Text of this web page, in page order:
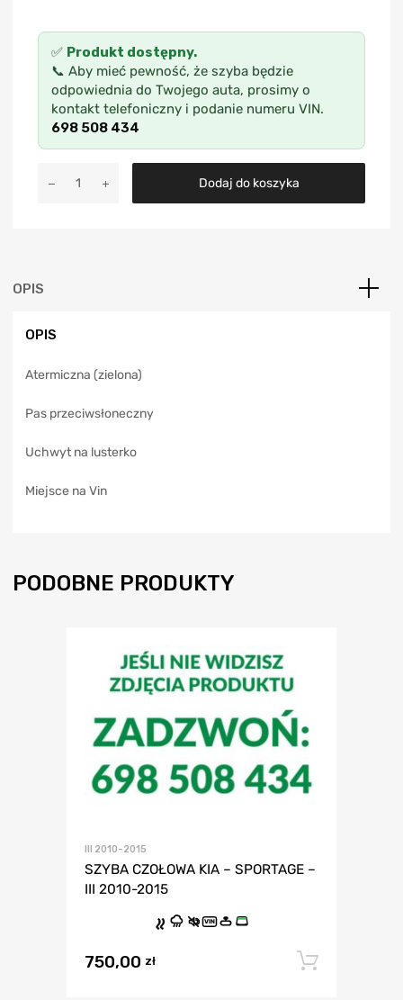
✅ Produkt dostępny.
📞 Aby mieć pewność, że szyba będzie
odpowiednia do Twojego auta, prosimy o
kontakt telefoniczny i podanie numeru VIN.
698 508 434
Dodaj do koszyka
a
OPIS
OPIS
Atermiczna (zielona)
Pas przeciwsłoneczny
Uchwyt na lusterko
Miejsce na Vin
PODOBNE PRODUKTY
III 2010-2015
SZYBA CZOŁOWA KIA – SPORTAGE –
III 2010-2015
VIN
750,00 zł